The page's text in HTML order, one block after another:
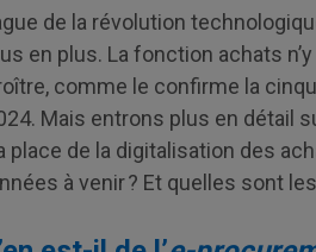
de la révolution
en plus. La fonction achats
comme le confirme la
Mais entrons plus en détail
place de la digitalisation des
à venir ? Et quelles sont